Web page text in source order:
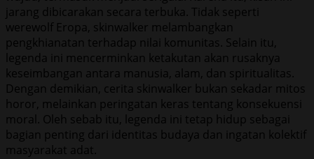
jarang dibicarakan secara terbuka. Tidak seperti
werewolf Eropa, skinwalker melambangkan
pengkhianatan terhadap nilai komunitas. Selain itu,
legenda ini mencerminkan ketakutan akan rusaknya
keseimbangan antara manusia, alam, dan spiritualitas.
Dengan demikian, cerita skinwalker bukan sekadar mitos
horor, melainkan peringatan keras tentang konsekuensi
moral. Oleh sebab itu, legenda ini tetap hidup sebagai
bagian penting dari identitas budaya dan ingatan kolektif
masyarakat adat.